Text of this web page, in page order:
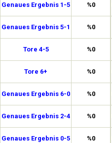
Genaues Ergebnis 1-5 %0
Genaues Ergebnis 5-1 %0
Tore 4-5 %0
Tore 6+ %0
Genaues Ergebnis 6-0 %0
Genaues Ergebnis 2-4 %0
Genaues Ergebnis 0-5 %0